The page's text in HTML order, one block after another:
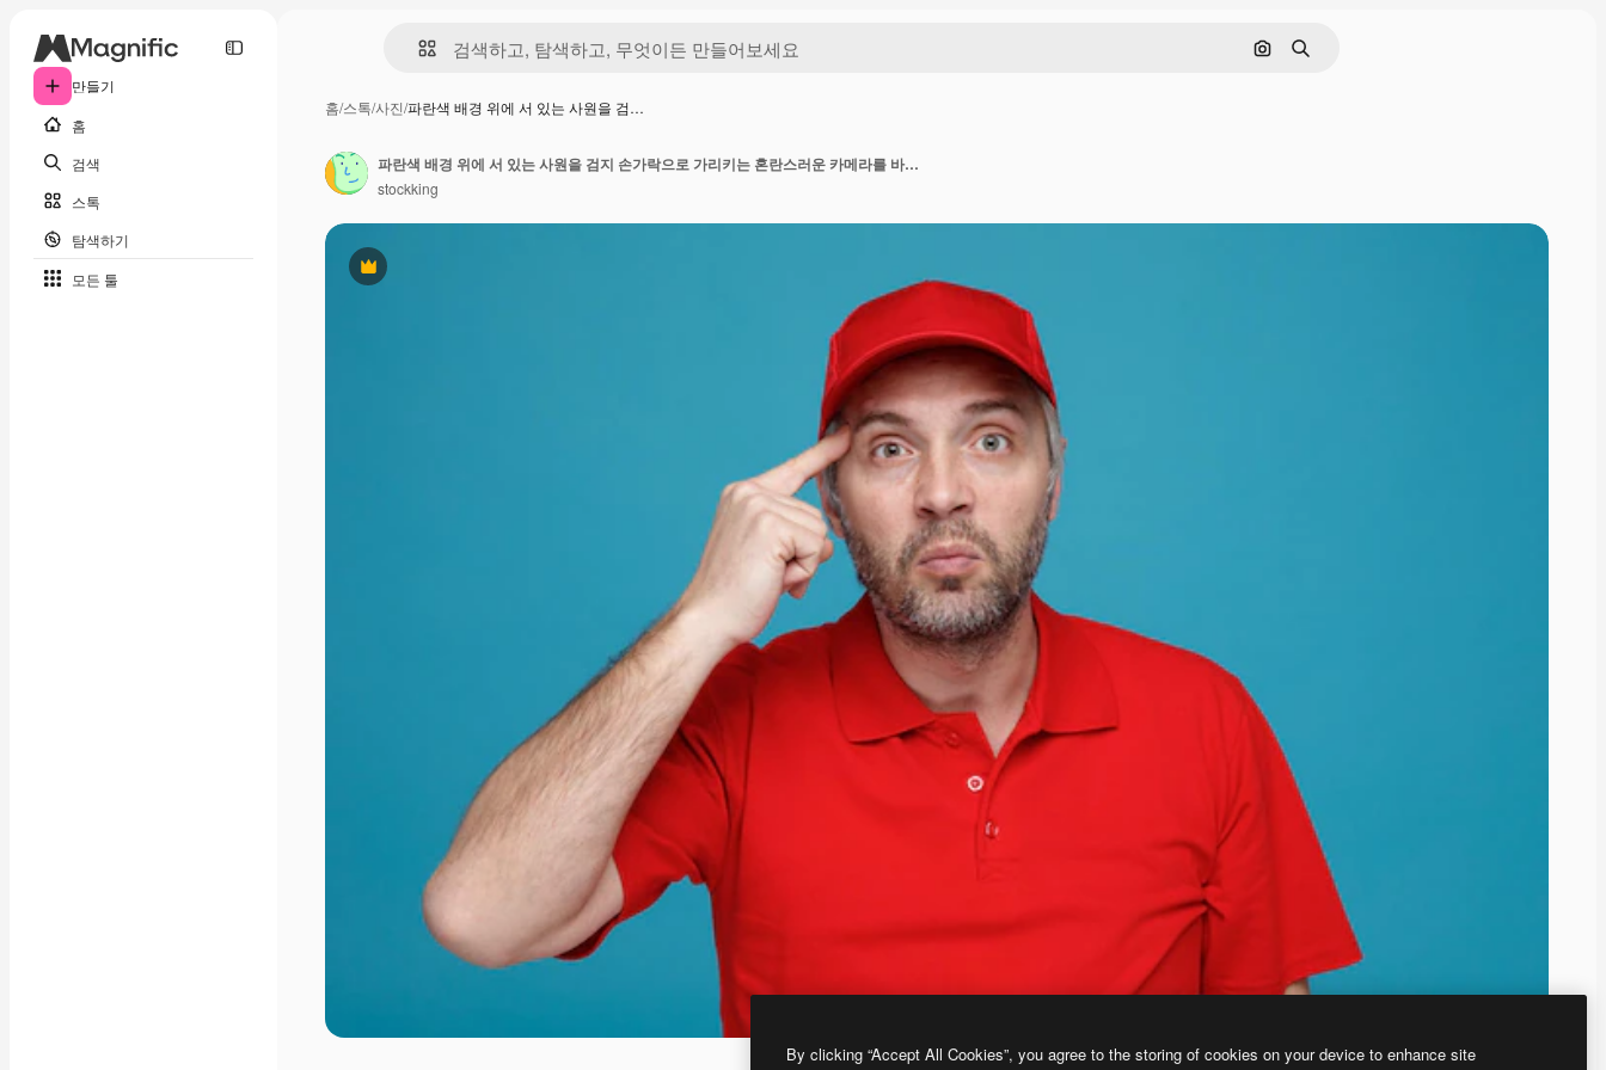
만들기
홈
검색
스톡
탐색하기
모든 툴
이미지로 검색
검색
홈/스톡/사진/파란색 배경 위에 서 있는 사원을 검…
프리미엄
파란색 배경 위에 서 있는 사원을 검지 손가락으로 가리키는 혼란스러운 카메라를 바라보는 빨간 모자 빈 티셔츠를 입은 배달원 직원
stockking
By clicking “Accept All Cookies”, you agree to the storing of cookies on your device to enhance site